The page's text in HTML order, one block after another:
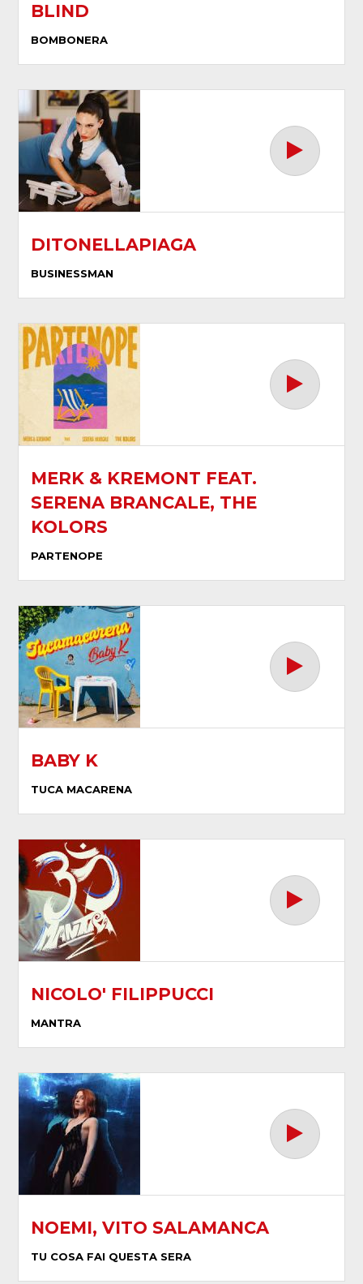
BLIND
BOMBONERA
DITONELLAPIAGA
BUSINESSMAN
MERK & KREMONT FEAT.
SERENA BRANCALE, THE
KOLORS
PARTENOPE
BABY K
TUCA MACARENA
NICOLO' FILIPPUCCI
MANTRA
NOEMI, VITO SALAMANCA
TU COSA FAI QUESTA SERA